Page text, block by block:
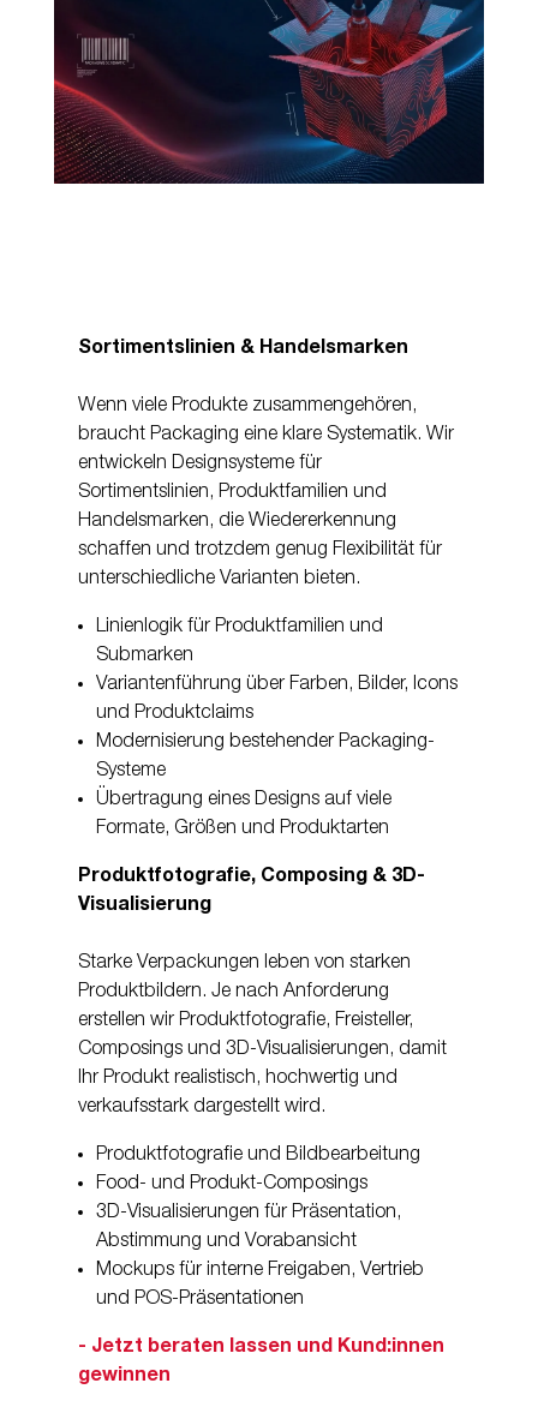
Sortimentslinien & Handelsmarken
Wenn viele Produkte zusammengehören,
braucht Packaging eine klare Systematik. Wir
entwickeln Designsysteme für
Sortimentslinien, Produktfamilien und
Handelsmarken, die Wiedererkennung
schaffen und trotzdem genug Flexibilität für
unterschiedliche Varianten bieten.
Linienlogik für Produktfamilien und
Submarken
Variantenführung über Farben, Bilder, Icons
und Produktclaims
Modernisierung bestehender Packaging-
Systeme
Übertragung eines Designs auf viele
Formate, Größen und Produktarten
Produktfotografie, Composing & 3D-
Visualisierung
Starke Verpackungen leben von starken
Produktbildern. Je nach Anforderung
erstellen wir Produktfotografie, Freisteller,
Composings und 3D-Visualisierungen, damit
Ihr Produkt realistisch, hochwertig und
verkaufsstark dargestellt wird.
Produktfotografie und Bildbearbeitung
Food- und Produkt-Composings
3D-Visualisierungen für Präsentation,
Abstimmung und Vorabansicht
Mockups für interne Freigaben, Vertrieb
und POS-Präsentationen
- Jetzt beraten lassen und Kund:innen
gewinnen